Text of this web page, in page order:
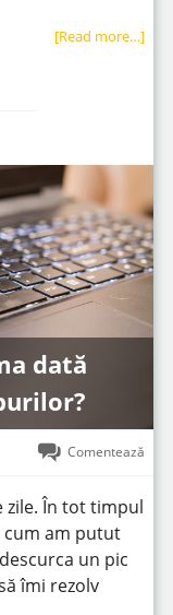
[Read more…]
dată
Comentează
zile. În tot timpul
cum am putut
un pic
îmi rezolv